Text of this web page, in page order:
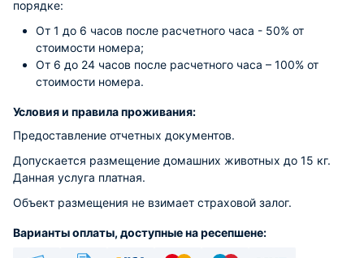
порядке:
От 1 до 6 часов после расчетного часа - 50% от
стоимости номера;
От 6 до 24 часов после расчетного часа – 100% от
стоимости номера.
Условия и правила проживания:
Предоставление отчетных документов.
Допускается размещение домашних животных до 15 кг.
Данная услуга платная.
Объект размещения не взимает страховой залог.
Варианты оплаты, доступные на ресепшене: